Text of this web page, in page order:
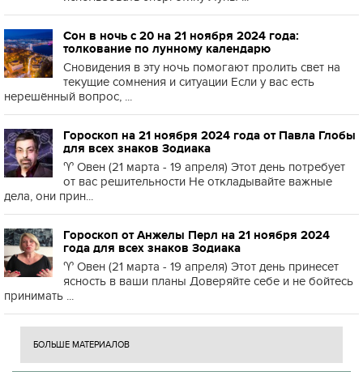
Сон в ночь с 20 на 21 ноября 2024 года:
толкование по лунному календарю
Сновидения в эту ночь помогают пролить свет на
текущие сомнения и ситуации Если у вас есть
нерешённый вопрос, ...
Гороскоп на 21 ноября 2024 года от Павла Глобы
для всех знаков Зодиака
♈️ Овен (21 марта - 19 апреля) Этот день потребует
от вас решительности Не откладывайте важные
дела, они прин...
Гороскоп от Анжелы Перл на 21 ноября 2024
года для всех знаков Зодиака
♈️ Овен (21 марта - 19 апреля) Этот день принесет
ясность в ваши планы Доверяйте себе и не бойтесь
принимать ...
БОЛЬШЕ МАТЕРИАЛОВ